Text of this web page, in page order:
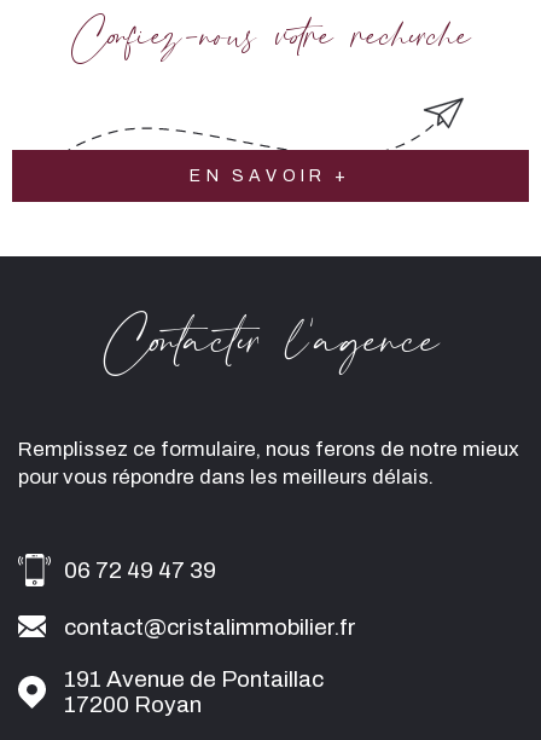
Confiez-nous votre recherche
EN SAVOIR +
Contacter l'agence
Remplissez ce formulaire, nous ferons de notre mieux
pour vous répondre dans les meilleurs délais.
06 72 49 47 39
contact@cristalimmobilier.fr
191 Avenue de Pontaillac
17200
Royan